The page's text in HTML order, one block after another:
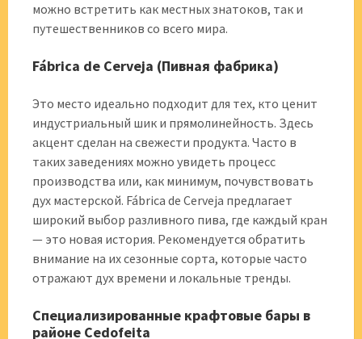
можно встретить как местных знатоков, так и
путешественников со всего мира.
Fábrica de Cerveja (Пивная фабрика)
Это место идеально подходит для тех, кто ценит
индустриальный шик и прямолинейность. Здесь
акцент сделан на свежести продукта. Часто в
таких заведениях можно увидеть процесс
производства или, как минимум, почувствовать
дух мастерской. Fábrica de Cerveja предлагает
широкий выбор разливного пива, где каждый кран
— это новая история. Рекомендуется обратить
внимание на их сезонные сорта, которые часто
отражают дух времени и локальные тренды.
Специализированные крафтовые бары в
районе Cedofeita